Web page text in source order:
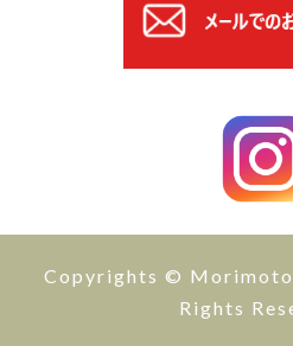
Copyrights © Morimoto
Rights